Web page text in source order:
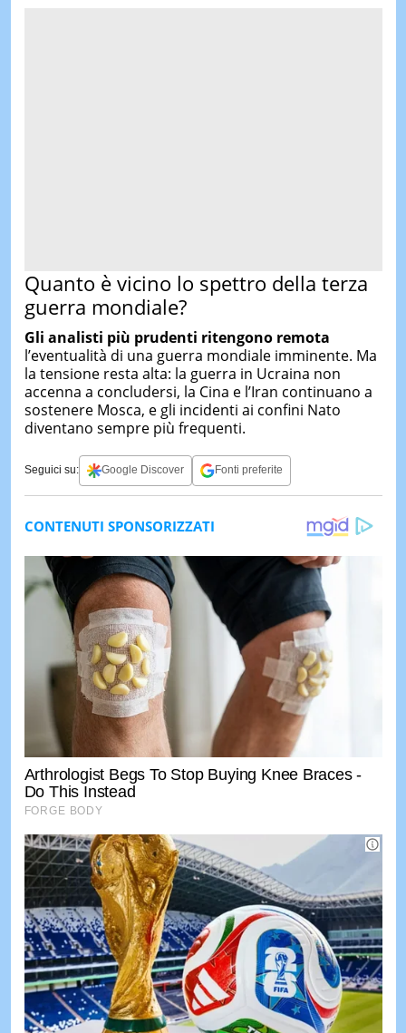
Quanto è vicino lo spettro della terza
guerra mondiale?
Gli analisti più prudenti ritengono remota
l’eventualità di una guerra mondiale imminente. Ma
la tensione resta alta: la guerra in Ucraina non
accenna a concludersi, la Cina e l’Iran continuano a
sostenere Mosca, e gli incidenti ai confini Nato
diventano sempre più frequenti.
Seguici su: Google Discover Fonti preferite